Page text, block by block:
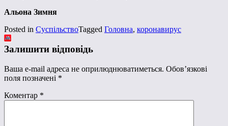
Альона Зимня
Posted in СуспільствоTagged Головна, коронавирус
Залишити відповідь
Ваша e-mail адреса не оприлюднюватиметься. Обов’язкові
поля позначені *
Коментар *